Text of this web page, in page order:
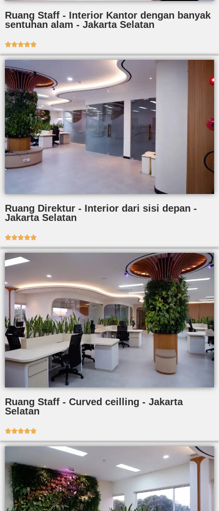
Ruang Staff - Interior Kantor dengan banyak
sentuhan alam - Jakarta Selatan

Ruang Direktur - Interior dari sisi depan -
Jakarta Selatan

Ruang Staff - Curved ceilling - Jakarta
Selatan
